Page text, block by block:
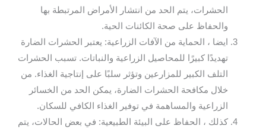
الحشرات، يتم الحد من انتشار الأمراض المرتبطة بها
والحفاظ على صحة الكائنات الحية.
ايضا ، الحماية من الآفات الزراعية: يعتبر الحشرات الضارة
تهديدًا كبيرًا للمحاصيل الزراعية والنباتات. تسبب الحشرات
التلف الكبير للمزارعين وتؤثر سلبًا على إنتاجية الغذاء. من
خلال مكافحة الحشرات الضارة، يمكن الحد من الخسائر
الزراعية والمساهمة في توفير الغذاء الكافي للسكان.
كذلك ، الحفاظ على البيئة الطبيعية: في بعض الحالات، يتم